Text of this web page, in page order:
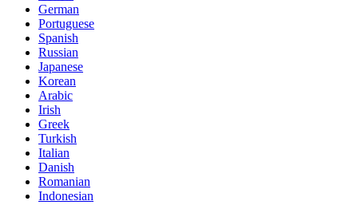
German
Portuguese
Spanish
Russian
Japanese
Korean
Arabic
Irish
Greek
Turkish
Italian
Danish
Romanian
Indonesian